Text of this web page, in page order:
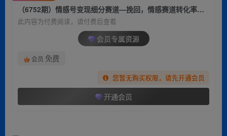
（6752期）情感号变现细分赛道—挽回，情感赛道转化率天花板（附渠道）
此内容为付费阅读，请付费后查看
会员专属资源
会员 免费
您暂无购买权限，请先开通会员
开通会员